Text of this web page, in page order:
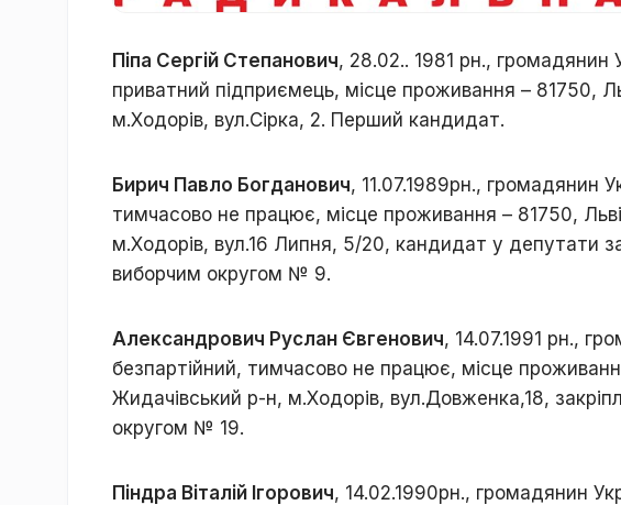
Піпа Сергій Степанович, 28.02.. 1981 рн., громадянин
приватний підприємець, місце проживання – 81750,
м.Ходорів, вул.Сірка, 2. Перший кандидат.
Бирич Павло Богданович, 11.07.1989рн., громадянин
тимчасово не працює, місце проживання – 81750,
м.Ходорів, вул.16 Липня, 5/20, кандидат у депутати
виборчим округом № 9.
Александрович Руслан Євгенович, 14.07.1991 рн.,
безпартійний, тимчасово не працює, місце
Жидачівський р-н, м.Ходорів, вул.Довженка,18,
округом № 19.
Піндра Віталій Ігорович, 14.02.1990рн., громадянин